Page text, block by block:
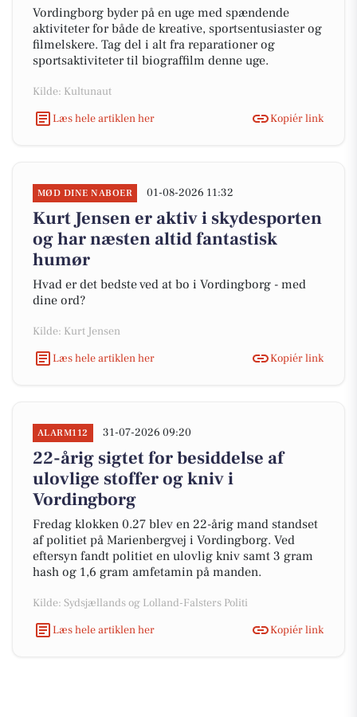
Vordingborg byder på en uge med spændende
aktiviteter for både de kreative, sportsentusiaster og
filmelskere. Tag del i alt fra reparationer og
sportsaktiviteter til biograffilm denne uge.
Kilde: Kultunaut
Læs hele artiklen her
Kopiér link
MØD DINE NABOER 01-08-2026 11:32
Kurt Jensen er aktiv i skydesporten
og har næsten altid fantastisk
humør
Hvad er det bedste ved at bo i Vordingborg - med
dine ord?
Kilde: Kurt Jensen
Læs hele artiklen her
Kopiér link
ALARM112 31-07-2026 09:20
22-årig sigtet for besiddelse af
ulovlige stoffer og kniv i
Vordingborg
Fredag klokken 0.27 blev en 22-årig mand standset
af politiet på Marienbergvej i Vordingborg. Ved
eftersyn fandt politiet en ulovlig kniv samt 3 gram
hash og 1,6 gram amfetamin på manden.
Kilde: Sydsjællands og Lolland-Falsters Politi
Læs hele artiklen her
Kopiér link